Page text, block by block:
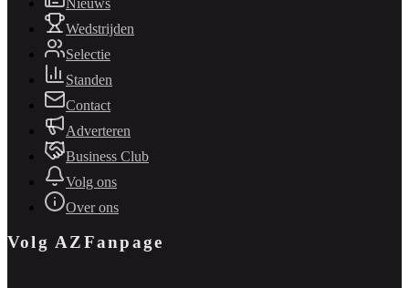
Wedstrijden
Selectie
Standen
Contact
Adverteren
Business Club
Volg ons
Over ons
Volg AZFanpage